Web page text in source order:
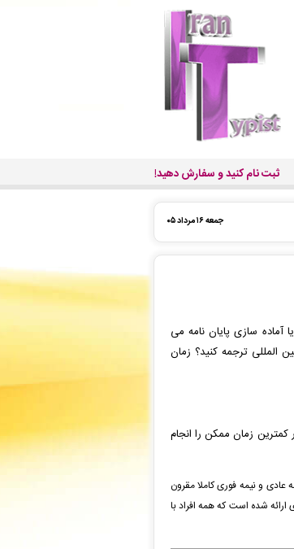
ثبت نام کنید و سفارش دهید!
جمعه ۱۶ مرداد ۰۵
آماده سازی پایان نامه می
المللی ترجمه کنید؟ زمان
کمترین زمان ممکن را انجام
عادی و نیمه فوری کاملامقرون
ارائه شده است که همه افراد با